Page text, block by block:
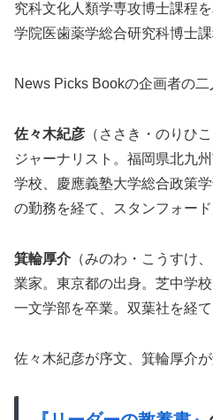
究科文化人類学専攻博士課程
学院医歯薬学総合研究科博士課
News Picks Bookの企画者の二
佐々木紀彦 （ささき・のりひ
ジャーナリスト。福岡県北九
学校、慶應義塾大学総合政策
の勤務を経て、スタンフォード
箕輪厚介 （みのわ・こうすけ
業家。東京都の出身。芝中学
一文学部を卒業。双葉社を経て
佐々木紀彦が序文、箕輪厚介が